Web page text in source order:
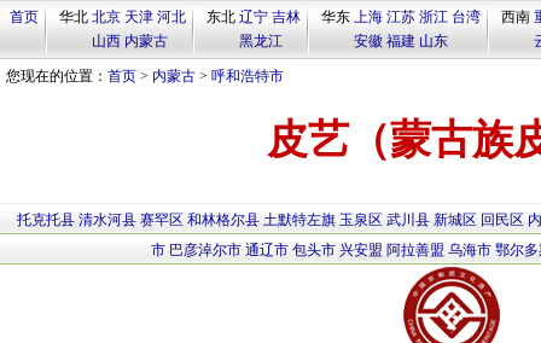
首页 华北 北京 天津 河北
山西 内蒙古
东北 辽宁 吉林
黑龙江
华东 上海 江苏 浙江 台湾
安徽 福建 山东
西南
您现在的位置： 首页 > 内蒙古 > 呼和浩特市
皮艺（蒙古族
托克托县 清水河县 赛罕区 和林格尔县 土默特左旗 玉泉区 武川县 新城区 回民区
市 巴彦淖尔市 通辽市 包头市 兴安盟 阿拉善盟 乌海市 鄂尔